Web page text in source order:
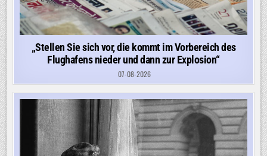
„Stellen Sie sich vor, die kommt im Vorbereich des
Flughafens nieder und dann zur Explosion“
07-08-2026